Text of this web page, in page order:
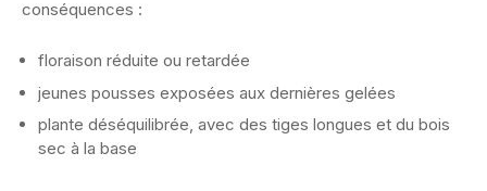
conséquences :
floraison réduite ou retardée
jeunes pousses exposées aux dernières gelées
plante déséquilibrée, avec des tiges longues et du bois
sec à la base